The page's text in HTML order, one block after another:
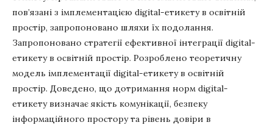
пов’язані з імплементацією digital-етикету в освітній
простір, запропоновано шляхи їх подолання.
Запропоновано стратегії ефективної інтеграції digital-
етикету в освітній простір. Розроблено теоретичну
модель імплементації digital-етикету в освітній
простір. Доведено, що дотримання норм digital-
етикету визначає якість комунікації, безпеку
інформаційного простору та рівень довіри в